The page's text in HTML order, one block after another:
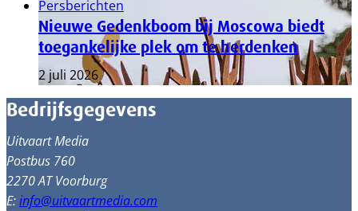
Persberichten
Nieuwe Gedenkboom bij Moscowa biedt
toegankelijke plek om te herdenken
2 juli 2026
Bedrijfsgegevens
Uitvaart Media
Postbus 760
2270 AT Voorburg
E:info@uitvaartmedia.com